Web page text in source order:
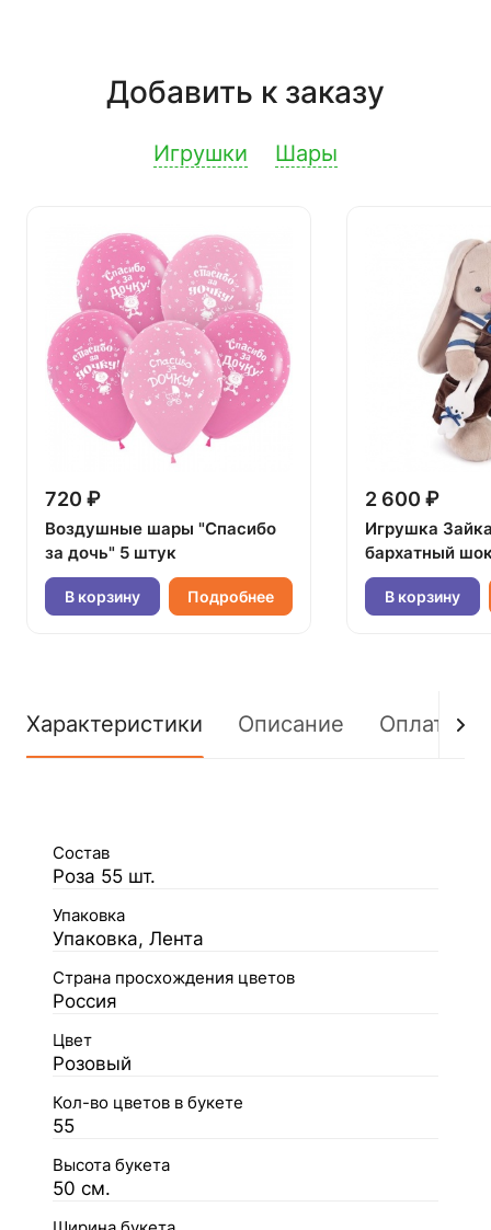
Добавить к заказу
Игрушки Шары
720 ₽
Воздушные шары "Спасибо
за дочь" 5 штук
В корзину Подробнее
2 600 ₽
Игрушка
бархатный
В корзину
Характеристики Описание Оплата
Состав
Роза 55 шт.
Упаковка
Упаковка, Лента
Страна просхождения цветов
Россия
Цвет
Розовый
Кол-во цветов в букете
55
Высота букета
50 см.